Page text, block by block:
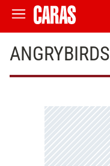
ANGRYBIRDS